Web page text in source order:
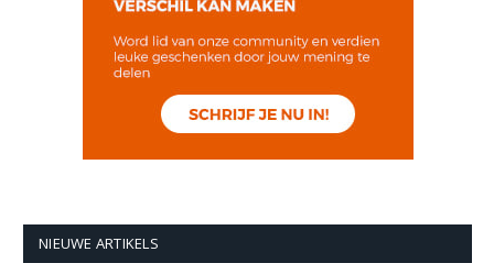
NIEUWE ARTIKELS